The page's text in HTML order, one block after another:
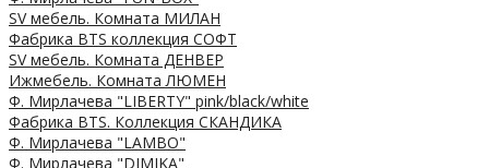
SV мебель. Комната МИЛАН
Фабрика BTS коллекция СОФТ
SV мебель. Комната ДЕНВЕР
Ижмебель. Комната ЛЮМЕН
Ф. Мирлачева "LIBERTY" pink/black/white
Фабрика BTS. Коллекция СКАНДИКА
Ф. Мирлачева "LAMBO"
Ф. Мирлачева "DIMIKA"